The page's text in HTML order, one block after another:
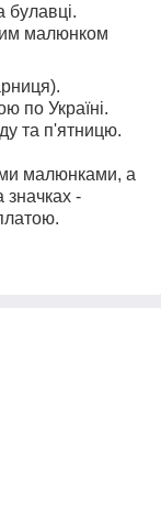
булавці.
малюнком
по Україні.
та п'ятницю.
малюнками, а
-